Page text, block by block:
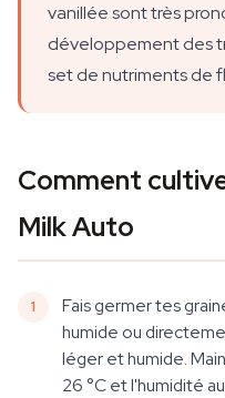
vanillée sont très
développement des
set de nutriments de
Comment
Milk Auto
Fais germer tes
humide ou
léger et humide.
26 °C et l'humidité